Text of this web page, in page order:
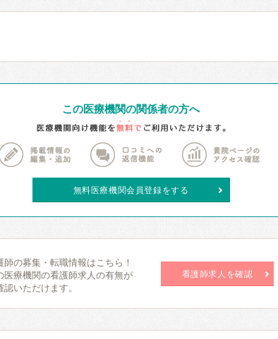
この医療機関の関係者の方へ
無料医療機関会員登録をする
師の募集・転職情報はこちら！
医療機関の看護師求人の有無が
認いただけます。
看護師求人を確認